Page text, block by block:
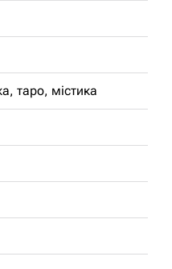
таро, містика